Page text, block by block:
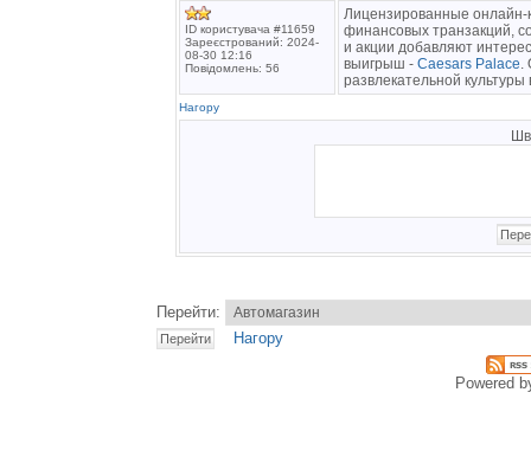
ID користувача #11659
Зареєстрований: 2024-
08-30 12:16
Повідомлень: 56
Лицензированные онлайн-
финансовых транзакций,
и акции добавляют
выигрыш - Caesars Palace.
развлекательной
Нагору
Перейти:
Нагору
Powered